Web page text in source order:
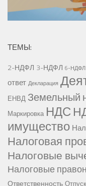
ТЕМЫ:
2-НДФЛ 3-НДФЛ 6-НДФЛ
ответ Декларация
ЕНВД Земельный
Маркировка НДС
имущество
Налоговая
Налоговые
Налоговые
Ответственность Отпуск